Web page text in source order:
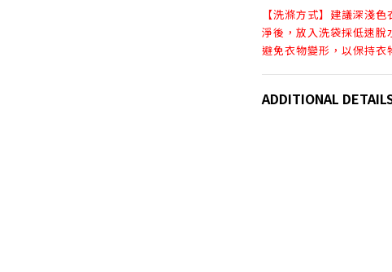
【洗滌方式】建議深淺
淨後，放入洗袋採低速脫
避免衣物變形，以保持衣
ADDITIONAL